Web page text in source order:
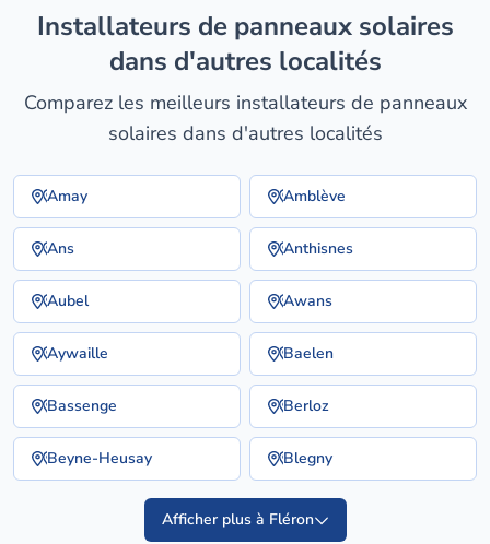
installateurs de panneaux solaires
dans d'autres localités
Comparez les meilleurs installateurs de panneaux
solaires dans d'autres localités
Amay Amblève
Ans Anthisnes
Aubel Awans
Aywaille Baelen
Bassenge Berloz
Beyne-Heusay Blegny
Afficher plus à Fléron